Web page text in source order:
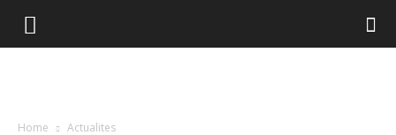
Home Actualites